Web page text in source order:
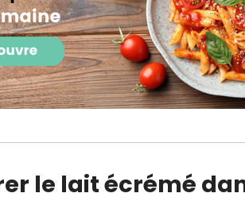
le lait écrémé